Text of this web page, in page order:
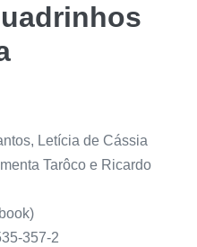
Letícia de Cássia
Tarôco e Ricardo
357-2